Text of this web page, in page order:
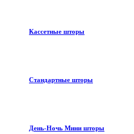
Кассетные шторы
Стандартные шторы
День-Ночь Мини шторы